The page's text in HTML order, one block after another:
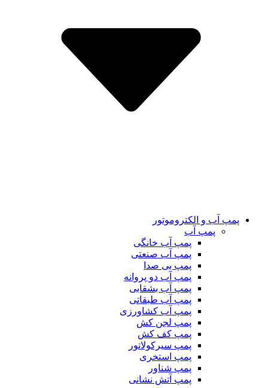
پمپ آب و الکتروموتور
پمپ آب
پمپ آب خانگی
پمپ آب صنعتی
پمپ بی صدا
پمپ آب دو پروانه
پمپ آب بشقابی
پمپ آب طبقاتی
پمپ آب کشاورزی
پمپ لجن کش
پمپ کف کش
پمپ سیرکولاتور
پمپ استخری
پمپ شناور
پمپ آتش نشانی